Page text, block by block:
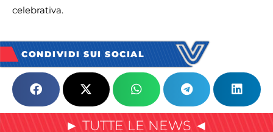
celebrativa.
CONDIVIDI SUI SOCIAL
► TUTTE LE NEWS ◄